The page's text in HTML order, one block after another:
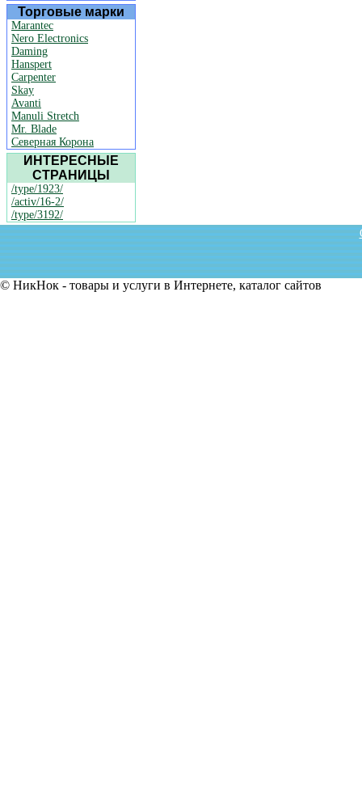
Торговые марки
Marantec
Nero Electronics
Daming
Hanspert
Carpenter
Skay
Avanti
Manuli Stretch
Mr. Blade
Северная Корона
ИНТЕРЕСНЫЕ
СТРАНИЦЫ
/type/1923/
/activ/16-2/
/type/3192/
© НикНок - товары и услуги в Интернете, каталог сайтов